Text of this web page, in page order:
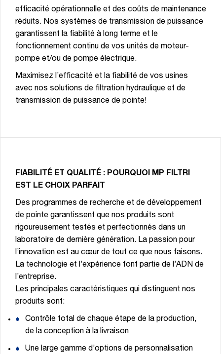
efficacité opérationnelle et des coûts de maintenance
réduits. Nos systèmes de transmission de puissance
garantissent la fiabilité à long terme et le
fonctionnement continu de vos unités de moteur-
pompe et/ou de pompe électrique.
Maximisez l’efficacité et la fiabilité de vos usines
avec nos solutions de filtration hydraulique et de
transmission de puissance de pointe!
FIABILITÉ ET QUALITÉ : POURQUOI MP FILTRI
EST LE CHOIX PARFAIT
Des programmes de recherche et de développement
de pointe garantissent que nos produits sont
rigoureusement testés et perfectionnés dans un
laboratoire de dernière génération. La passion pour
l’innovation est au cœur de tout ce que nous faisons.
La technologie et l’expérience font partie de l’ADN de
l’entreprise.
Les principales caractéristiques qui distinguent nos
produits sont:
Contrôle total de chaque étape de la production,
de la conception à la livraison
Une large gamme d’options de personnalisation